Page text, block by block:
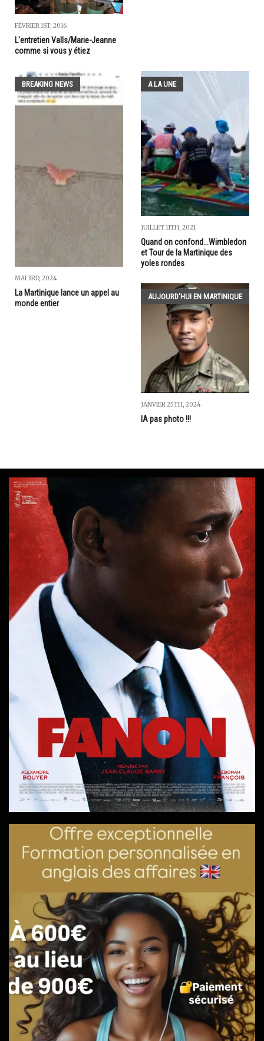
FÉVRIER 1ST, 2016
L'entretien Valls/Marie-Jeanne
comme si vous y étiez
BREAKING NEWS
MAI 3RD, 2024
La Martinique lance un appel au
monde entier
A LA UNE
JUILLET 11TH, 2021
Quand on confond...Wimbledon
et Tour de la Martinique des
yoles rondes
AUJOURD'HUI EN MARTINIQUE
JANVIER 25TH, 2024
IA pas photo !!!